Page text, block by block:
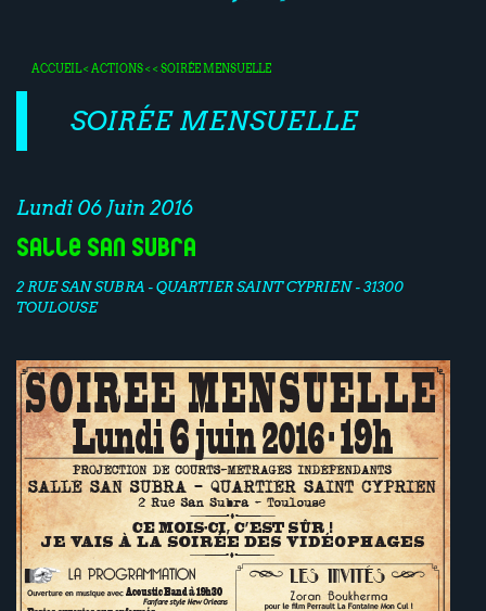
ACCUEIL<ACTIONS< < SOIRÉE MENSUELLE
SOIRÉE MENSUELLE
Lundi 06 Juin 2016
Salle San Subra
2 RUE SAN SUBRA - QUARTIER SAINT CYPRIEN - 31300
TOULOUSE